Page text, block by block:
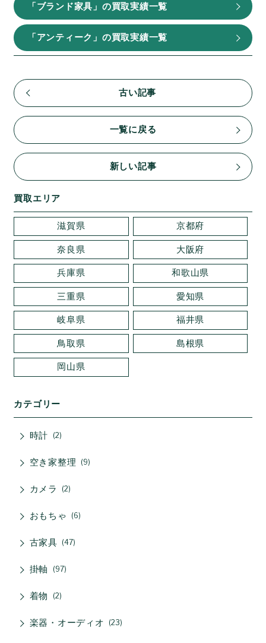
「ブランド家具」の買取実績一覧
「アンティーク」の買取実績一覧
古い記事
一覧に戻る
新しい記事
買取エリア
滋賀県 京都府
奈良県 大阪府
兵庫県 和歌山県
三重県 愛知県
岐阜県 福井県
鳥取県 島根県
岡山県
カテゴリー
時計 2
空き家整理 9
カメラ 2
おもちゃ 6
古家具 47
掛軸 97
着物 2
楽器・オーディオ 23